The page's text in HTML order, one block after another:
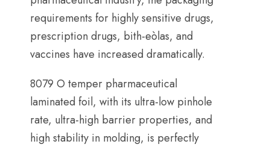
requirements for highly sensitive drugs,
prescription drugs, bith-eòlas, and
vaccines have increased dramatically.
8079 O temper pharmaceutical
laminated foil, with its ultra-low pinhole
rate, ultra-high barrier properties, and
high stability in molding, is perfectly